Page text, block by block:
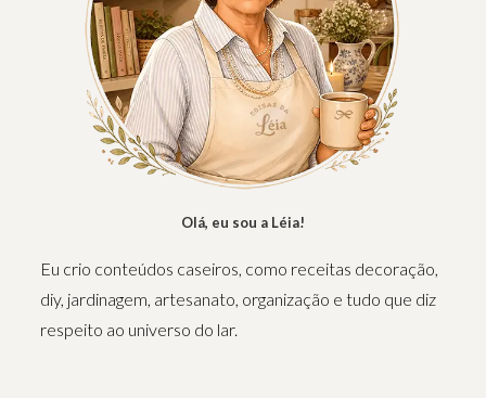
Olá, eu sou a Léia!
Eu crio conteúdos caseiros, como receitas decoração,
diy, jardinagem, artesanato, organização e tudo que diz
respeito ao universo do lar.